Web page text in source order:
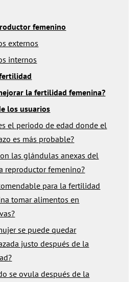
femenino
externos
internos
la fertilidad femenina?
los usuarios
el periodo de edad donde el
es más probable?
las glándulas anexas del
reproductor femenino?
para la fertilidad
tomar alimentos en
se puede quedar
justo después de la
se ovula después de la